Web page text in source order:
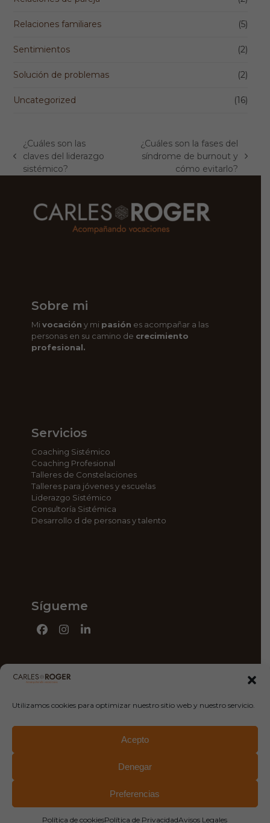
Utilizamos cookies para optimizar nuestro sitio web y nuestro servicio.
Acepto
Denegar
Preferencias
Política de cookiesPolítica de PrivacidadAvisos Legales
Relaciones familiares (5)
Sentimientos (2)
Solución de problemas (2)
Uncategorized (16)
previous
post:
¿Cuáles son las
claves del liderazgo
sistémico?
post:
¿Cuáles son la fases del
síndrome de burnout y
cómo evitarlo?
Sobre mi
Mi vocación y mi pasión es acompañar a las
personas en su camino de crecimiento
profesional.
Servicios
Coaching Sistémico
Coaching Profesional
Talleres de Constelaciones
Talleres para jóvenes y escuelas
Liderazgo Sistémico
Consultoría Sistémica
Desarrollo d de personas y talento
Sígueme
Facebook
Instagram
LinkedIn
Contacto
Camí de la Geganta 1, entresuelo 6ª
08302, Mataró
info@carlesrogercoach.com